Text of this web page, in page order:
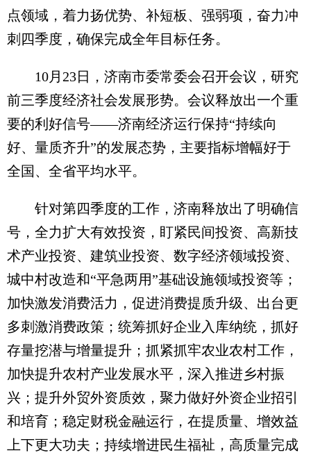
点领域，着力扬优势、补短板、强弱项，奋力冲
刺四季度，确保完成全年目标任务。
10月23日，济南市委常委会召开会议，研究
前三季度经济社会发展形势。会议释放出一个重
要的利好信号——济南经济运行保持“持续向
好、量质齐升”的发展态势，主要指标增幅好于
全国、全省平均水平。
针对第四季度的工作，济南释放出了明确信
号，全力扩大有效投资，盯紧民间投资、高新技
术产业投资、建筑业投资、数字经济领域投资、
城中村改造和“平急两用”基础设施领域投资等；
加快激发消费活力，促进消费提质升级、出台更
多刺激消费政策；统筹抓好企业入库纳统，抓好
存量挖潜与增量提升；抓紧抓牢农业农村工作，
加快提升农村产业发展水平，深入推进乡村振
兴；提升外贸外资质效，聚力做好外资企业招引
和培育；稳定财税金融运行，在提质量、增效益
上下更大功夫；持续增进民生福祉，高质量完成